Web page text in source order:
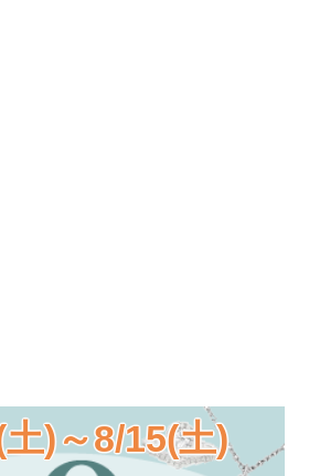
)～8/15(土)